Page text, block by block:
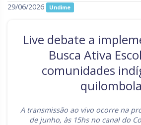
Paraíba
Paraná
Rio de Janeiro Rio
Rio Grande do Sul Sergipe
29/06/2026 Undime
Live debate a
Busca Ativa
comunidades
quilombola
A transmissão ao vivo ocorre na
de junho, às 15hs no canal do